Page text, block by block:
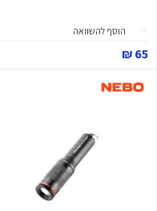
הוסף להשוואה
65 ₪